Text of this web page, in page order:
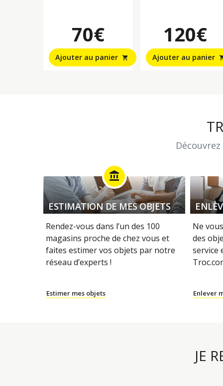
70€
Ajouter au panier shopping_cart
120€
Ajouter au panier
account_balance
ESTIMATION DE MES OBJETS
Rendez-vous dans l’un des 100
magasins proche de chez vous et
faites estimer vos objets par notre
réseau d’experts !
Estimer mes objets
Ne
des
service
Enlever
JE